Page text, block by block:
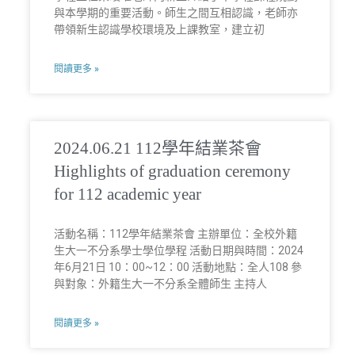
與本學期的重要活動。師生之間互相認識，老師亦
帶領新生認識學校環境及上課教室，建立初
閱讀更多 »
2024.06.21 112學年結業茶會
Highlights of graduation ceremony
for 112 academic year
活動名稱：112學年結業茶會 主辦單位：全校外籍
生大一不分系學士學位學程 活動日期與時間：2024
年6月21日 10：00~12：00 活動地點：全人108 參
與對象：外籍生大一不分系全體師生 主持人
閱讀更多 »